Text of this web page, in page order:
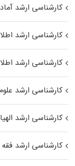
کارشناسی ارشد آماد
کارشناسی ارشد
کارشناسی ارشد
کارشناسی ارشد
کارشناسی ارشد
کارشناسی ارشد